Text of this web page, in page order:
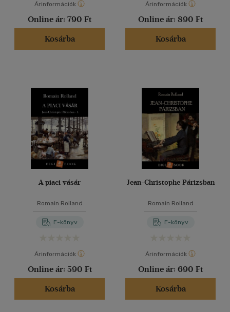
Árinformációk
Online ár: 790 Ft
Kosárba
Árinformációk
Online ár: 890 Ft
Kosárba
A piaci vásár
Romain Rolland
E-könyv
Árinformációk
Online ár: 590 Ft
Kosárba
Jean-Christophe Párizsban
Romain Rolland
E-könyv
Árinformációk
Online ár: 690 Ft
Kosárba